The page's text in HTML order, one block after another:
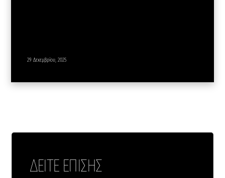
29 Δεκεμβρίου, 2025
ΔΕΙΤΕ ΕΠΙΣΗΣ